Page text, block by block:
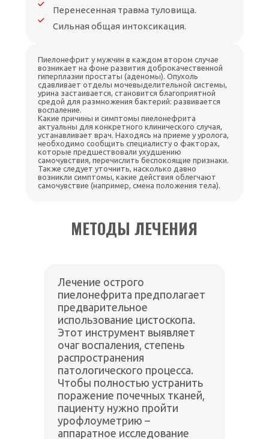
Перенесенная травма туловища.
Сильная общая интоксикация.
Пиелонефрит у мужчин в каждом втором случае
возникает на фоне развития доброкачественной
гиперплазии простаты (аденомы). Опухоль
сдавливает отделы мочевыделительной системы,
урина застаивается, становится благоприятной
средой для размножения бактерий: развивается
воспаление.
Какие причины и симптомы пиелонефрита
актуальны для конкретного клинического случая,
устанавливает врач. Находясь на приеме у уролога,
необходимо сообщить специалисту о факторах,
которые предшествовали ухудшению
самочувствия, перечислить беспокоящие признаки.
Также следует уточнить, насколько давно
возникли симптомы, какие действия облегчают
самочувствие (например, смена положения тела).
МЕТОДЫ ЛЕЧЕНИЯ
Лечение острого
пиелонефрита предполагает
предварительное
использование цистоскопа.
Этот инструмент выявляет
очаг воспаления, степень
распространения
патологического процесса.
Чтобы полностью устранить
поражение почечных тканей,
пациенту нужно пройти
урофлоуметрию –
аппаратное исследование